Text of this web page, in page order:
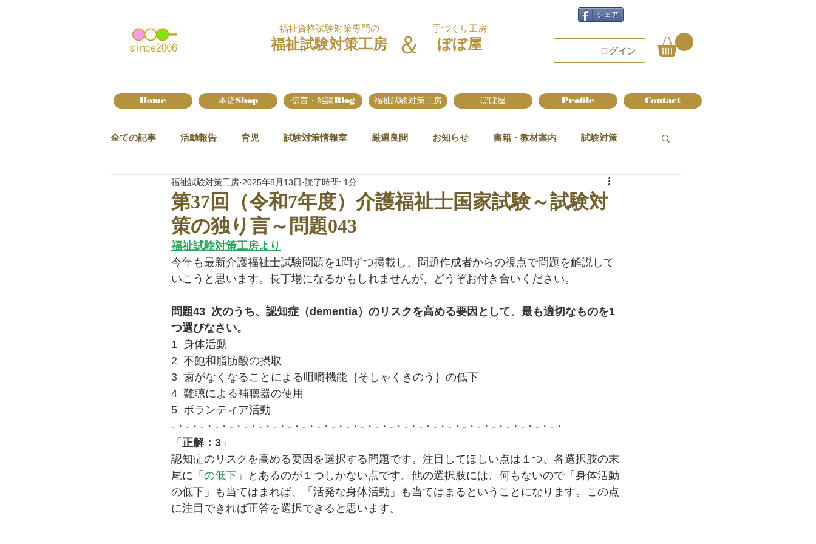
福祉資格試験対策専門の
福祉試験対策工房 ＆
手づくり工房
ぼぼ屋
シェア
ログイン
Home 本店Shop 伝言・雑談Blog 福祉試験対策工房 ぼぼ屋 Profile Contact
全ての記事 活動報告 育児 試験対策情報室 厳選良問 お知らせ 書籍・教材案内 試験対策
第37回（令和7年度）介護福祉士国家試験～試験対
策の独り言～問題043
福祉試験対策工房 2025年8月13日 読了時間: 1分
福祉試験対策工房より
今年も最新介護福祉士試験問題を1問ずつ掲載し、問題作成者からの視点で問題を解説して
いこうと思います。長丁場になるかもしれませんが、どうぞお付き合いください。
問題43  次のうち、認知症（dementia）のリスクを高める要因として、最も適切なものを1
つ選びなさい。
1  身体活動
2  不飽和脂肪酸の摂取
3  歯がなくなることによる咀嚼機能｛そしゃくきのう｝の低下
4  難聴による補聴器の使用
5  ボランティア活動
-・-・-・-・-・-・-・-・-・-・-・-・-・-・-・-・-・-・-・-・-・-・-・-・-・-・-・
「 正解：3 」
認知症のリスクを高める要因を選択する問題です。注目してほしい点は１つ、各選択肢の末
尾に「 の低下 」とあるのが１つしかない点です。他の選択肢には、何もないので「身体活動
の低下」も当てはまれば、「活発な身体活動」も当てはまるということになります。この点
に注目できれば正答を選択できると思います。